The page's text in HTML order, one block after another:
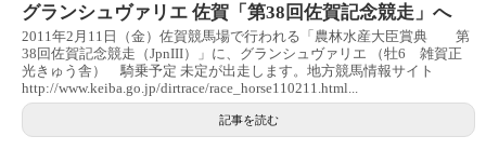
グランシュヴァリエ 佐賀「第38回佐賀記念競走」へ
2011年2月11日（金）佐賀競馬場で行われる「農林水産大臣賞典 第
38回佐賀記念競走（JpnIII）」に、グランシュヴァリエ （牡6 雑賀正
光きゅう舎） 騎乗予定 未定が出走します。地方競馬情報サイト
http://www.keiba.go.jp/dirtrace/race_horse110211.html...
記事を読む